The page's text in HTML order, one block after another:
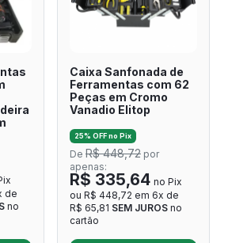
de
no
Caixa Sanfonada de
Ferramentas com 62
Peças em Cromo
Vanadio Elitop
25% OFF no Pix
De R$ 448,72 por
apenas:
R$ 335,64 no Pix
ou R$ 448,72 em 6x de
R$ 65,81 SEM JUROS no
cartão